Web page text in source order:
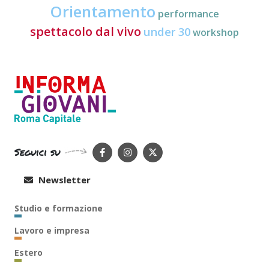
Orientamento performance
spettacolo dal vivo under 30workshop
Seguici su
Newsletter
Studio e formazione
Lavoro e impresa
Estero